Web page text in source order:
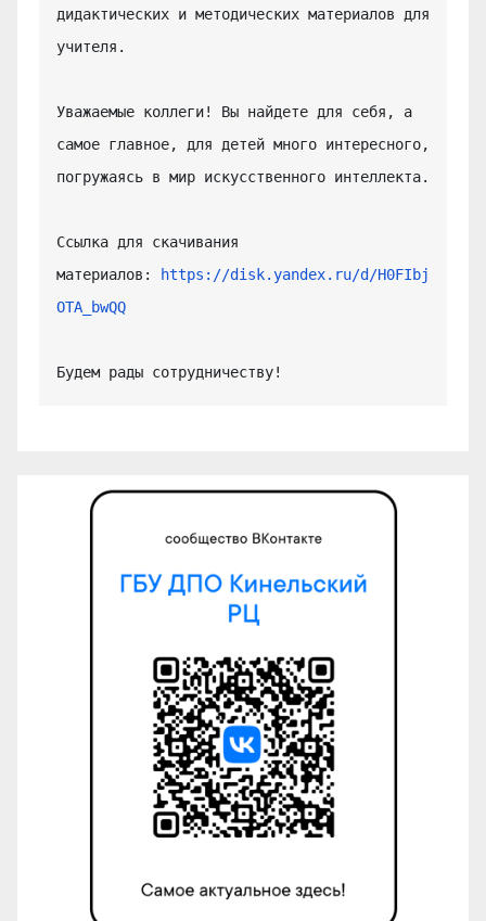
дидактических и методических материалов для
учителя.
Уважаемые коллеги! Вы найдете для себя, а
самое главное, для детей много интересного,
погружаясь в мир искусственного интеллекта.
Ссылка для скачивания
материалов:
https://disk.yandex.ru/d/H0FIbj
OTA_bwQQ
Будем рады сотрудничеству!